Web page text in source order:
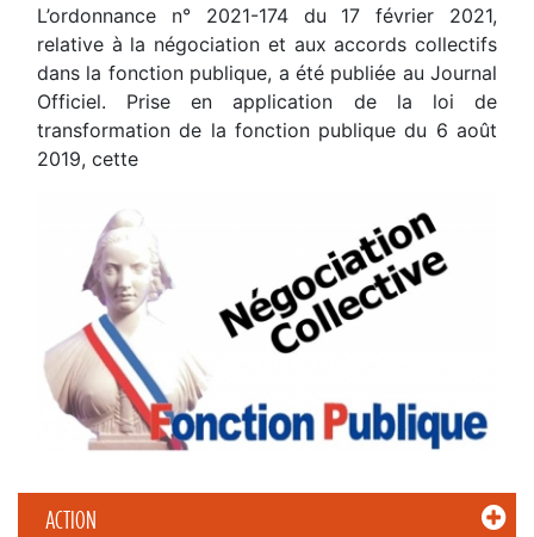
ACTION
L’ordonnance n° 2021-174 du 17 février 2021,
relative à la négociation et aux accords collectifs
dans la fonction publique, a été publiée au Journal
Officiel. Prise en application de la loi de
transformation de la fonction publique du 6 août
2019, cette